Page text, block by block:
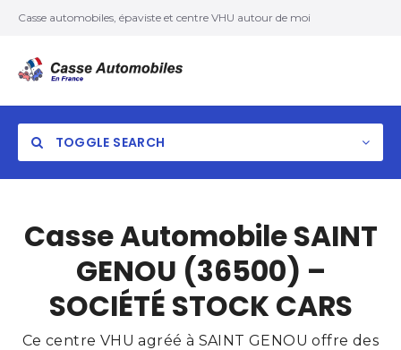
Casse automobiles, épaviste et centre VHU autour de moi
TOGGLE SEARCH
Casse Automobile SAINT
GENOU (36500) –
SOCIÉTÉ STOCK CARS
Ce centre VHU agréé à SAINT GENOU offre des